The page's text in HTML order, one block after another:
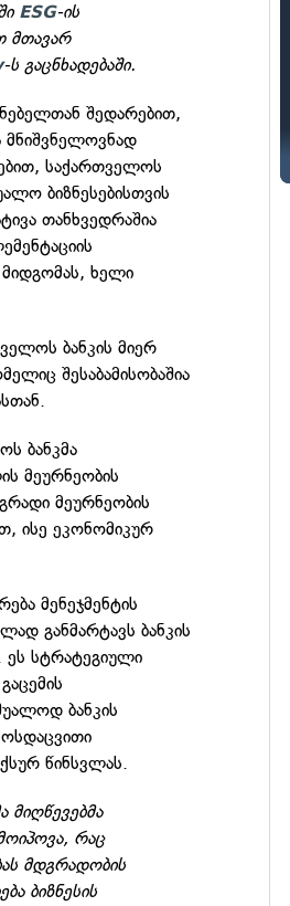
ESG-ის
მთავარ
-ს გაცნხადებაში.
შედარებით,
მნიშვნელოვნად
საქართველოს
ბიზნესებისთვის
თანხვედრაშია
მიდგომას, ხელი
ბანკის მიერ
შესაბამისობაშია
ბანკმა
მეურნეობის
მეურნეობის
ისე ეკონომიკურ
მენეჯმენტის
განმარტავს ბანკის
ეს სტრატეგიული
ბანკის
წინსვლას.
მიღწევებმა
რაც
მდგრადობის
ბიზნესის